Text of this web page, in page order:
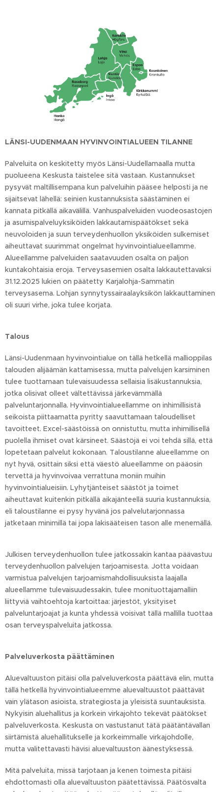
LÄNSI-UUDENMAAN HYVINVOINTIALUEEN TILANNE
Palveluita on keskitetty myös Länsi-Uudellamaalla mutta
puolueena Keskusta taistelee sitä vastaan. Kustannukset
pysyvät maltillisempana kun palveluihin pääsee helposti ja ne
sijaitsevat lähellä: seinien kustannuksista säästäminen ei
kannata pitkällä aikavälillä. Vanhuspalveluiden vuodeosastojen
ja asumispalveluyksiköiden lakkautamispäätökset sekä
neuvoloiden ja suun terveydenhuollon yksiköiden sulkemiset
aiheuttavat suurimmat ongelmat hyvinvointialueellamme.
Alueellamme palveluiden saatavuuden osalta on paljon
kuntakohtaisia eroja. Terveysasemien osalta lakkautettavaksi
31.12.2025 lukien on päätetty Karjalohja-Sammatin
terveysasema. Lohjan synnytyssairaalayksikön lakkauttaminen
oli suuri virhe, joka tulee korjata.
Talous
Länsi-Uudenmaan hyvinvointialue on tällä hetkellä mallioppilas
talouden alijäämän kattamisessa, mutta palvelujen karsiminen
tulee tuottamaan tulevaisuudessa sellaisia lisäkustannuksia,
jotka olisivat olleet vältettävissä järkevämmällä
palveluntarjonnalla. Hyvinvointialueellamme on inhimillisistä
seikoista piittaamatta pyritty saavuttamaan taloudelliset
tavoitteet. Excel-säästöissä on onnistuttu, mutta inhimillisellä
puolella ihmiset ovat kärsineet. Säästöjä ei voi tehdä sillä, että
lopetetaan palvelut kokonaan. Taloustilanne alueellamme on
nyt hyvä, osittain siksi että väestö alueellamme on pääosin
tervettä ja hyvinvoivaa verrattuna moniin muihin
hyvinvointialueisiin. Lyhytjänteiset säästöt ja toimet
aiheuttavat kuitenkin pitkällä aikajänteellä suuria kustannuksia,
eli taloustilanne ei pysy hyvänä jos palvelutarjonnassa
jatketaan minimillä tai jopa lakisääteisen tason alle menemällä.
Julkisen terveydenhuollon tulee jatkossakin kantaa päävastuu
terveydenhuollon palvelujen tarjoamisesta. Jotta voidaan
varmistua palvelujen tarjoamismahdollisuuksista laajalla
alueellamme tulevaisuudessakin, tulee monituottajamalliin
liittyviä vaihtoehtoja kartoittaa: järjestöt, yksityiset
palveluntarjoajat ja kunta yhdessä voisivat tällä mallilla tuottaa
osan terveyspalveluita jatkossa.
Palveluverkosta päättäminen
Aluevaltuuston pitäisi olla palveluverkosta päättävä elin, mutta
tällä hetkellä hyvinvointialueemme aluevaltuustot päättävät
vain ylätason asioista, strategiosta ja yleisistä suuntauksista.
Nykyisin aluehallitus ja korkein virkajohto tekevät päätökset
palveluverkosta. Keskusta on vastustanut tätä päätäntävallan
siirtämistä aluehallitukselle ja korkeimmalle virkajohdolle,
mutta valitettavasti hävisi aluevaltuuston äänestyksessä.
Mitä palveluita, missä tarjotaan ja kenen toimesta pitäisi
ehdottomasti olla aluevaltuuston päätettävissä. Päätösvalta